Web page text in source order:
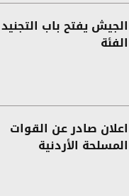
الجيش يفتح باب
الفئة
اعلان صادر عن القوات
المسلحة الأردنية